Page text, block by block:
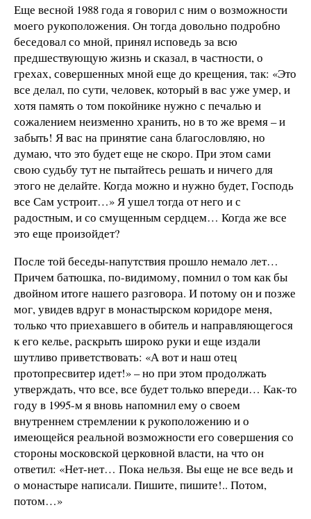
Еще весной 1988 года я говорил с ним о возможности
моего рукоположения. Он тогда довольно подробно
беседовал со мной, принял исповедь за всю
предшествующую жизнь и сказал, в частности, о
грехах, совершенных мной еще до крещения, так: «Это
все делал, по сути, человек, который в вас уже умер, и
хотя память о том покойнике нужно с печалью и
сожалением неизменно хранить, но в то же время – и
забыть! Я вас на принятие сана благословляю, но
думаю, что это будет еще не скоро. При этом сами
свою судьбу тут не пытайтесь решать и ничего для
этого не делайте. Когда можно и нужно будет, Господь
все Сам устроит…» Я ушел тогда от него и с
радостным, и со смущенным сердцем… Когда же все
это еще произойдет?
После той беседы-напутствия прошло немало лет…
Причем батюшка, по-видимому, помнил о том как бы
двойном итоге нашего разговора. И потому он и позже
мог, увидев вдруг в монастырском коридоре меня,
только что приехавшего в обитель и направляющегося
к его келье, раскрыть широко руки и еще издали
шутливо приветствовать: «А вот и наш отец
протопресвитер идет!» – но при этом продолжать
утверждать, что все, все будет только впереди… Как-то
году в 1995-м я вновь напомнил ему о своем
внутреннем стремлении к рукоположению и о
имеющейся реальной возможности его совершения со
стороны московской церковной власти, на что он
ответил: «Нет-нет… Пока нельзя. Вы еще не все ведь и
о монастыре написали. Пишите, пишите!.. Потом,
потом…»